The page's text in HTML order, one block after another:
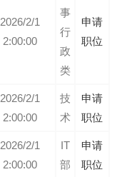
2026/2/1
2:00:00
事
行
政
类
申请
职位
2026/2/1
2:00:00
技
术
申请
职位
2026/2/1
2:00:00
IT
部
申请
职位